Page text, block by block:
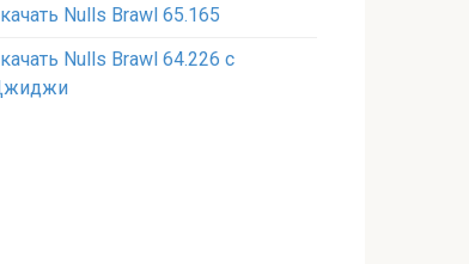
Nulls Brawl 65.165
Nulls Brawl 64.226 с